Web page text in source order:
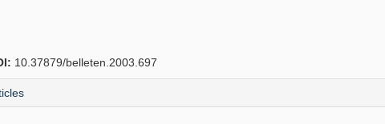
10.37879/belleten.2003.697